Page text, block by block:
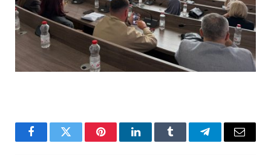
FacebookTwitter PinterestLinkedInTumblr TelegramEmail